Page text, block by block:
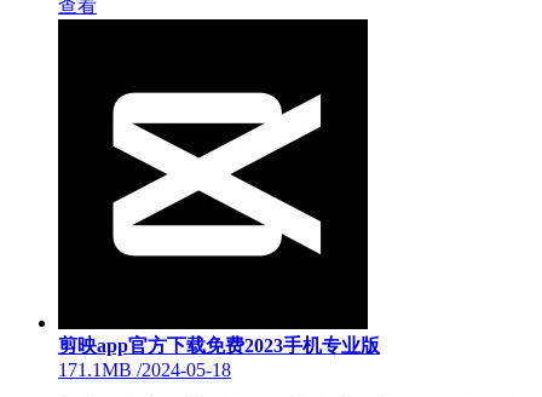
查看
剪映app官方下载免费2023手机专业版
171.1MB /2024-05-18